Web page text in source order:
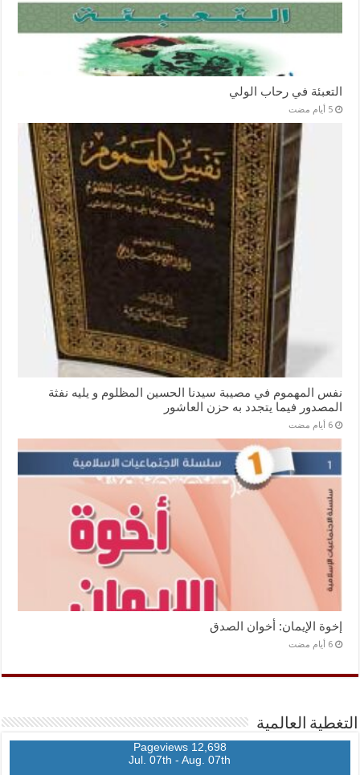
التعبئة في رحاب الولي
‏5 أيام مضت
نفس المهموم في مصيبة سيدنا الحسين المظلوم و يليه نفثة
المصدور فيما يتجدد به حزن العاشور
‏6 أيام مضت
إخوة الإيمان: أخوان الصدق
‏6 أيام مضت
التغطية العالمية
12,698 Pageviews
Jul. 07th - Aug. 07th